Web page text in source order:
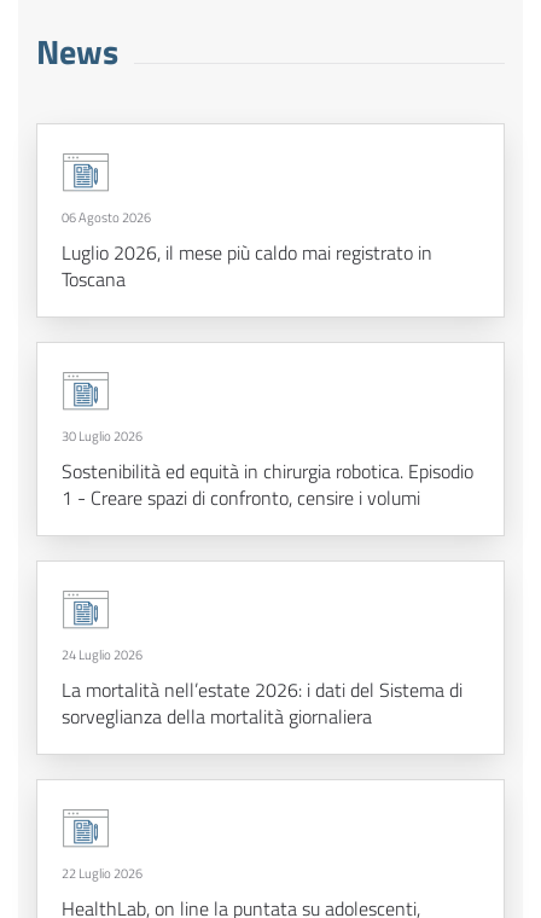
News
06 Agosto 2026
Luglio 2026, il mese più caldo mai registrato in
Toscana
30 Luglio 2026
Sostenibilità ed equità in chirurgia robotica. Episodio
1 - Creare spazi di confronto, censire i volumi
24 Luglio 2026
La mortalità nell’estate 2026: i dati del Sistema di
sorveglianza della mortalità giornaliera
22 Luglio 2026
HealthLab, on line la puntata su adolescenti,